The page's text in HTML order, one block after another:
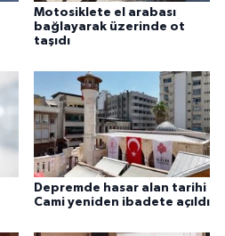
Motosiklete el arabası
bağlayarak üzerinde ot
taşıdı
Depremde hasar alan tarihi
Cami yeniden ibadete açıldı